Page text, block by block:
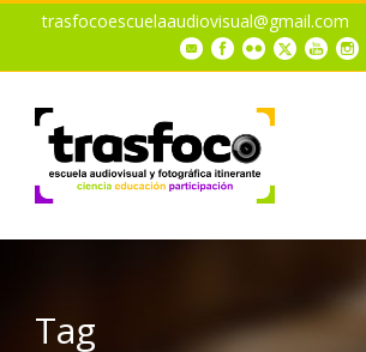
trasfocoescuelaaudiovisual@gmail.com
Tag